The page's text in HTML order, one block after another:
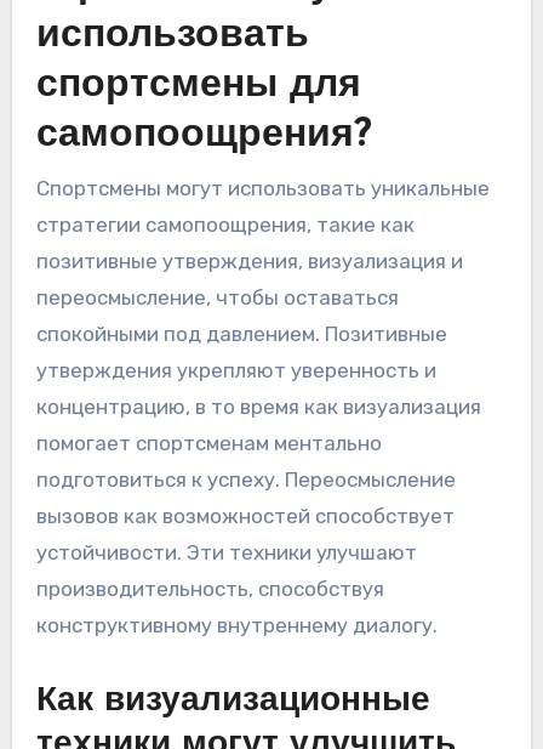
Какие уникальные
стратегии могут
использовать
спортсмены для
самопоощрения?
Спортсмены могут использовать уникальные
стратегии самопоощрения, такие как
позитивные утверждения, визуализация и
переосмысление, чтобы оставаться
спокойными под давлением. Позитивные
утверждения укрепляют уверенность и
концентрацию, в то время как визуализация
подготовиться к успеху. Переосмысление